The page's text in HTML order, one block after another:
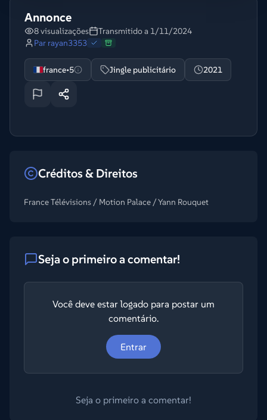
Annonce
8 visualizações
Transmitido a 1/11/2024
Par rayan3353
france•5 Jingle publicitário 2021
Créditos & Direitos
France Télévisions / Motion Palace / Yann Rouquet
Seja o primeiro a comentar!
Você deve estar logado para postar um
comentário.
Entrar
Seja o primeiro a comentar!